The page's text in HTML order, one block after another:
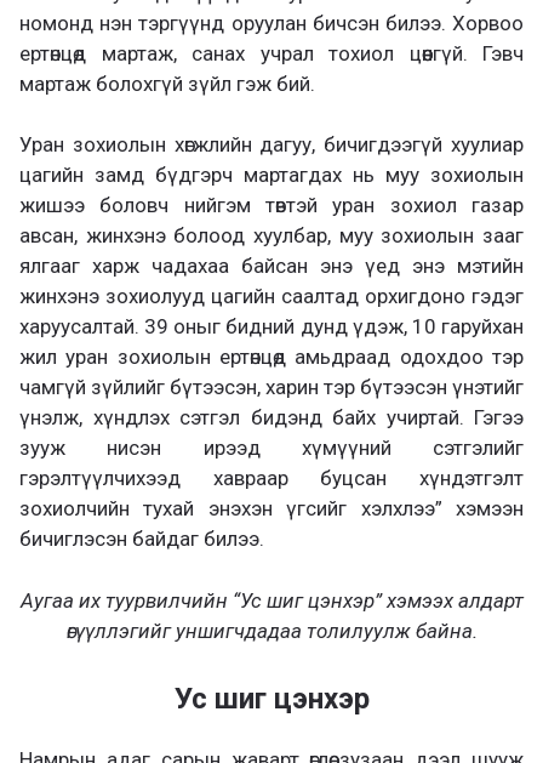
номонд нэн тэргүүнд оруулан бичсэн билээ. Хорвоо
ертөнцөд мартаж, санах учрал тохиол цөөнгүй. Гэвч
мартаж болохгүй зүйл гэж бий.
Уран зохиолын хөгжлийн дагуу, бичигдээгүй хуулиар
цагийн замд бүдгэрч мартагдах нь муу зохиолын
жишээ боловч нийгэм төвтэй уран зохиол газар
авсан, жинхэнэ болоод хуулбар, муу зохиолын зааг
ялгааг харж чадахаа байсан энэ үед энэ мэтийн
жинхэнэ зохиолууд цагийн саалтад орхигдоно гэдэг
харуусалтай. 39 оныг бидний дунд үдэж, 10 гаруйхан
жил уран зохиолын ертөнцөд амьдраад одохдоо тэр
чамгүй зүйлийг бүтээсэн, харин тэр бүтээсэн үнэтийг
үнэлж, хүндлэх сэтгэл бидэнд байх учиртай. Гэгээ
зууж нисэн ирээд хүмүүний сэтгэлийг
гэрэлтүүлчихээд хавраар буцсан хүндэтгэлт
зохиолчийн тухай энэхэн үгсийг хэлхлээ” хэмээн
бичиглэсэн байдаг билээ.
Аугаа их туурвилчийн “Ус шиг цэнхэр” хэмээх алдарт
өгүүллэгийг уншигчдадаа толилуулж байна.
Ус шиг цэнхэр